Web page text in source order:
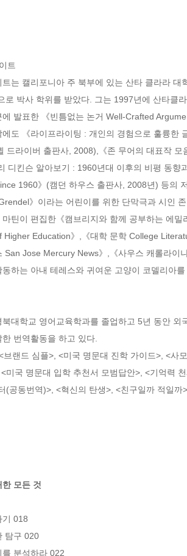
트
트는 캘리포니아 주 북부에 있는 산타 클라라
로 박사 학위를 받았다. 그는 1997년에 산타클
에 발표한 《빈틈없는 논거 Well-Crafted
에도 《라이프라이팅 : 개인의 경험으로 훌륭
드라이버 출판사, 2008),《존 무어의 대표작
디킨슨 알아보기 : 1960년대 이후의 비평 동
1960》(캠던 하우스 출판사, 2008년) 등의
》이라는 어린이를 위한 단막극과 시인
틴이 편집한《캠브리지와 함께 공부하는 에
Higher Education》,《대학 문학 College
San Jose Mercury News》,《사우스 캐롤라
동하는 아내 테레스와 귀여운 고양이 코델리아
북대학교 영어교육학과를 졸업하고 5년 동안
번역활동을 하고 있다.
<브랜드 심플>, <미국 명문대 진학 가이드>, <
미국 명문대 입학 추천서 모범답안>, <기억력
(공동번역)>, <혁신의 탄생>, <친구일까 적일까
한 모든 것
기 018
탐구 020
분석하라 022